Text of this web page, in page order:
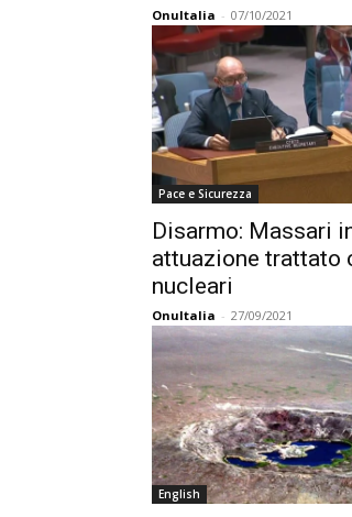
OnuItalia - 07/10/2021
Pace e Sicurezza
Disarmo: Massari
attuazione trattato
nucleari
OnuItalia - 27/09/2021
English